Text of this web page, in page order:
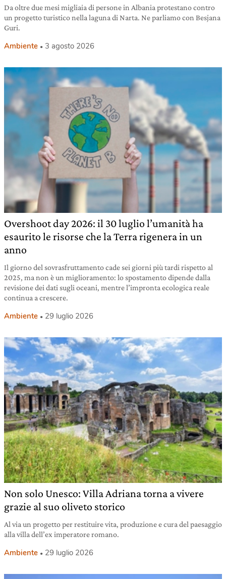
Da oltre due mesi migliaia di persone in Albania protestano contro
un progetto turistico nella laguna di Narta. Ne parliamo con Besjana
Guri.
Ambiente 3 agosto 2026
Overshoot day 2026: il 30 luglio l’umanità ha
esaurito le risorse che la Terra rigenera in un
anno
Il giorno del sovrasfruttamento cade sei giorni più tardi rispetto al
2025, ma non è un miglioramento: lo spostamento dipende dalla
revisione dei dati sugli oceani, mentre l’impronta ecologica reale
continua a crescere.
Ambiente 29 luglio 2026
Non solo Unesco: Villa Adriana torna a vivere
grazie al suo oliveto storico
Al via un progetto per restituire vita, produzione e cura del paesaggio
alla villa dell’ex imperatore romano.
Ambiente 29 luglio 2026